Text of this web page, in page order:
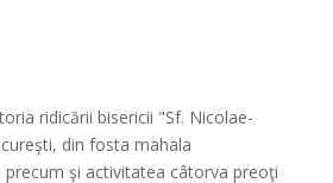
ridicării bisericii "Sf. Nicolae-
din fosta mahala
precum şi activitatea câtorva preoţi